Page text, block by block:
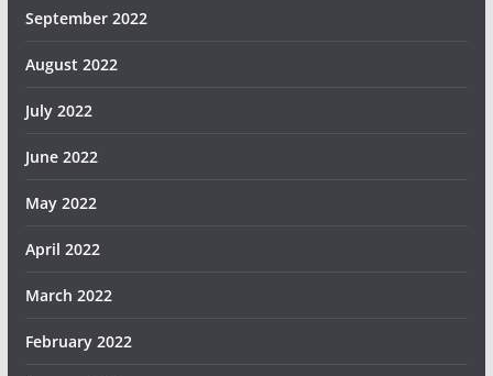
September 2022
August 2022
July 2022
June 2022
May 2022
April 2022
March 2022
February 2022